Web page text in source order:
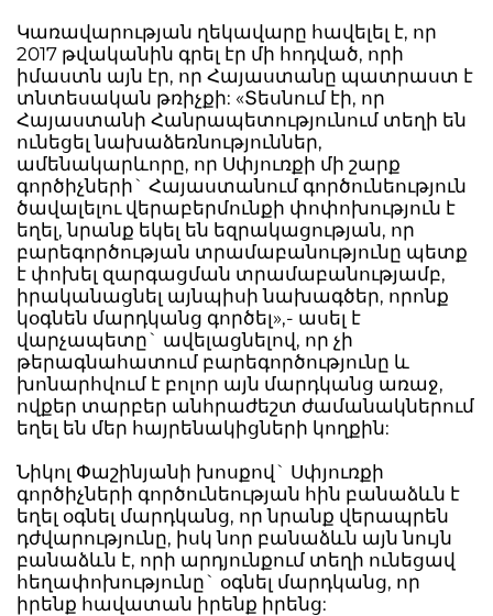
Կառավարության ղեկավարը հավելել է, որ
2017 թվականին գրել էր մի հոդված, որի
իմաստն այն էր, որ Հայաստանը պատրաստ է
տնտեսական թռիչքի: «Տեսնում էի, որ
Հայաստանի Հանրապետությունում տեղի են
ունեցել նախաձեռնություններ,
ամենակարևորը, որ Սփյուռքի մի շարք
գործիչների` Հայաստանում գործունեություն
ծավալելու վերաբերմունքի փոփոխություն է
եղել, նրանք եկել են եզրակացության, որ
բարեգործության տրամաբանությունը պետք
է փոխել զարգացման տրամաբանությամբ,
իրականացնել այնպիսի նախագծեր, որոնք
կօգնեն մարդկանց գործել»,- ասել է
վարչապետը` ավելացնելով, որ չի
թերագնահատում բարեգործությունը և
խոնարհվում է բոլոր այն մարդկանց առաջ,
ովքեր տարբեր անհրաժեշտ ժամանակներում
եղել են մեր հայրենակիցների կողքին:
Նիկոլ Փաշինյանի խոսքով` Սփյուռքի
գործիչների գործունեության հին բանաձևն է
եղել օգնել մարդկանց, որ նրանք վերապրեն
դժվարությունը, իսկ նոր բանաձևն այն նույն
բանաձևն է, որի արդյունքում տեղի ունեցավ
հեղափոխությունը` օգնել մարդկանց, որ
իրենք հավատան իրենք իրենց: